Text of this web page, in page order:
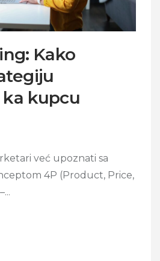
Kako
kupcu
već upoznati sa
4P (Product, Price,